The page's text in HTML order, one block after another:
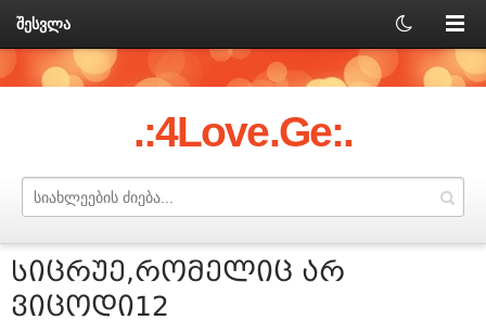
შესვლა
.:4Love.Ge:.
სიცრუე,რომელიც არ
ვიცოდი12